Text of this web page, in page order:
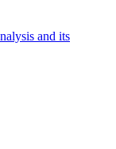
and its